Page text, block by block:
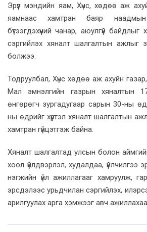
Эрүүл мэндийн яам, Хүнс, хөдөө аж
яамнаас хамтран баяр наадмын
бүтээгдэхүүний чанар, аюулгүй байдлыг
сэргийлэх хяналт шалгалтын ажлыг
болжээ.
Тодруулбал, Хүнс хөдөө аж ахуйн газар,
Мал эмнэлгийн газрын хяналтын
өнгөрөгч зургадугаар сарын 30-ны
ны өдрийг хүртэл хяналт шалгалтын
хамтран гүйцэтгэж байна.
Хяналт шалгалтад улсын болон
хоол үйлдвэрлэл, худалдаа, үйлчилгээ
нэгжийн үйл ажиллагааг хамруулж,
эрсдэлээс урьдчилан сэргийлэх,
арилгуулах арга хэмжээг авч